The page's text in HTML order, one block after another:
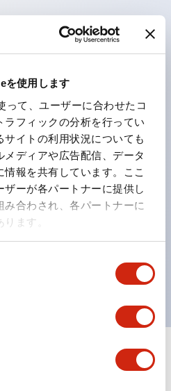
を使用します
って、ユーザーに合わせたコ
ラフィックの分析を行ってい
サイトの利用状況についても
ディアや広告配信、データ
報を共有しています。ここ
ーが各パートナーに提供し
合わされ、各パートナーに
ます。
プ(6～24Vタイプ)は2026
構造、ねじアップ端子構造、
U形コンタクトブロック
載可能になり、ダイレクト
大240Vまで対応可能になり
LED球（LSRD球）。これま
証品。